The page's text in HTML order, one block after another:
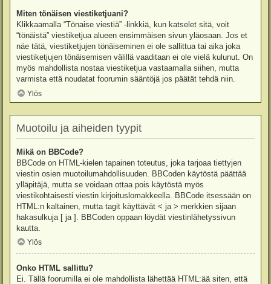
Miten tönäisen viestiketjuani?
Klikkaamalla “Tönaise viestiä” -linkkiä, kun katselet sitä, voit
“tönäistä” viestiketjua alueen ensimmäisen sivun yläosaan. Jos et
näe tätä, viestiketjujen tönäiseminen ei ole sallittua tai aika joka
viestiketjujen tönäisemisen välillä vaaditaan ei ole vielä kulunut. On
myös mahdollista nostaa viestiketjua vastaamalla siihen, mutta
varmista että noudatat foorumin sääntöjä jos päätät tehdä niin.
Ylös
Muotoilu ja aiheiden tyypit
Mikä on BBCode?
BBCode on HTML-kielen tapainen toteutus, joka tarjoaa tiettyjen
viestin osien muotoilumahdollisuuden. BBCoden käytöstä päättää
ylläpitäjä, mutta se voidaan ottaa pois käytöstä myös
viestikohtaisesti viestin kirjoituslomakkeella. BBCode itsessään on
HTML:n kaltainen, mutta tagit käyttävät < ja > merkkien sijaan
hakasulkuja [ ja ]. BBCoden oppaan löydät viestinlähetyssivun
kautta.
Ylös
Onko HTML sallittu?
Ei. Tällä foorumilla ei ole mahdollista lähettää HTML:ää siten, että